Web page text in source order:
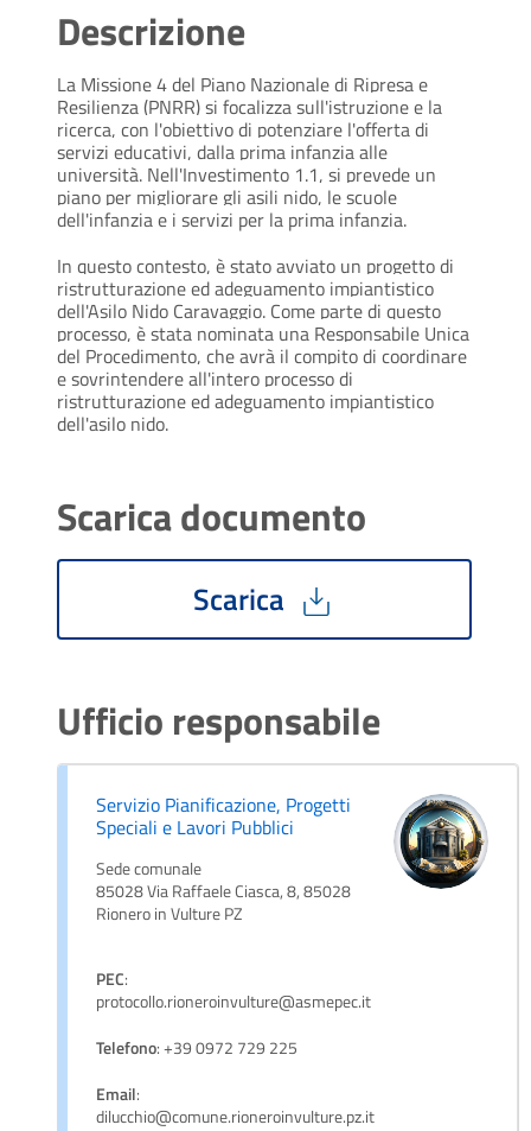
Descrizione
La Missione 4 del Piano Nazionale di Ripresa e
Resilienza (PNRR) si focalizza sull'istruzione e la
ricerca, con l'obiettivo di potenziare l'offerta di
servizi educativi, dalla prima infanzia alle
università. Nell'Investimento 1.1, si prevede un
piano per migliorare gli asili nido, le scuole
dell'infanzia e i servizi per la prima infanzia.
In questo contesto, è stato avviato un progetto di
ristrutturazione ed adeguamento impiantistico
dell'Asilo Nido Caravaggio. Come parte di questo
processo, è stata nominata una Responsabile Unica
del Procedimento, che avrà il compito di coordinare
e sovrintendere all'intero processo di
ristrutturazione ed adeguamento impiantistico
dell'asilo nido.
Scarica documento
Scarica
Ufficio responsabile
Servizio Pianificazione, Progetti
Speciali e Lavori Pubblici
Sede comunale
85028 Via Raffaele Ciasca, 8, 85028
Rionero in Vulture PZ
PEC:
protocollo.rioneroinvulture@asmepec.it
Telefono: +39 0972 729 225
Email:
dilucchio@comune.rioneroinvulture.pz.it